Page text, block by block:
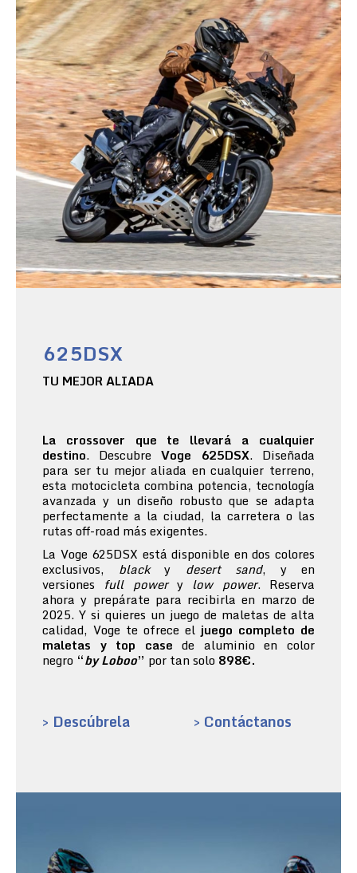
625DSX
TU MEJOR ALIADA
La crossover que te llevará a cualquier
destino. Descubre Voge 625DSX. Diseñada
para ser tu mejor aliada en cualquier terreno,
esta motocicleta combina potencia, tecnología
avanzada y un diseño robusto que se adapta
perfectamente a la ciudad, la carretera o las
rutas off-road más exigentes.
La Voge 625DSX está disponible en dos colores
exclusivos, blacky desert sand, y en
versiones full powery low power. Reserva
ahora y prepárate para recibirla en marzo de
2025. Y si quieres un juego de maletas de alta
calidad, Voge te ofrece el juego completo de
maletas y top case de aluminio en color
negro “by Loboo” por tan solo 898€.
> Descúbrela > Contáctanos